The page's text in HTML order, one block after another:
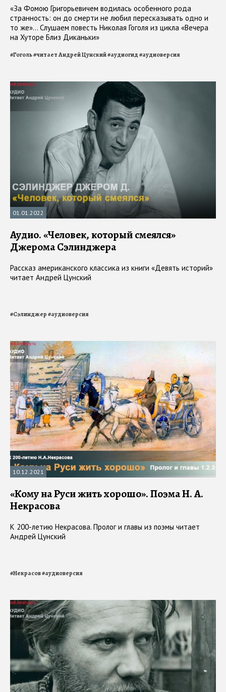
«За Фомою Григорьевичем водилась особенного рода
странность: он до смерти не любил пересказывать одно и
то же»... Слушаем повесть Николая Гоголя из цикла «Вечера
на Хуторе Близ Диканьки»
#Гоголь#читает Андрей Цунский#аудиогид#аудиоверсия
01.01.2022
Аудио. «Человек, который смеялся»
Джерома Сэлинджера
Рассказ американского классика из книги «Девять историй»
читает Андрей Цунский
#Сэлинджер#аудиоверсия
10.12.2021
«Кому на Руси жить хорошо». Поэма Н. А.
Некрасова
К 200-летию Некрасова. Пролог и главы из поэмы читает
Андрей Цунский
#Некрасов#аудиоверсия